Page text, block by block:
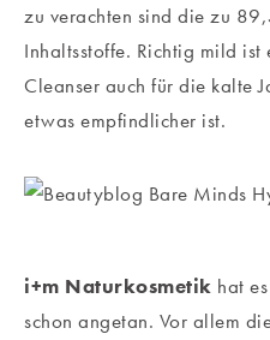
zu verachten sind die zu
Inhaltsstoffe. Richtig mild
Cleanser auch für die kalte
etwas empfindlicher ist.
i+m Naturkosmetik hat
schon angetan. Vor allem